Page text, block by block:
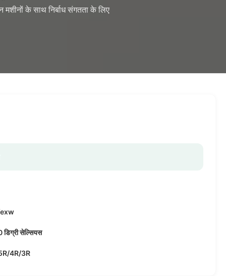
मशीनों के साथ निर्बाध संगतता के लिए
सेल्सियस
4R/3R